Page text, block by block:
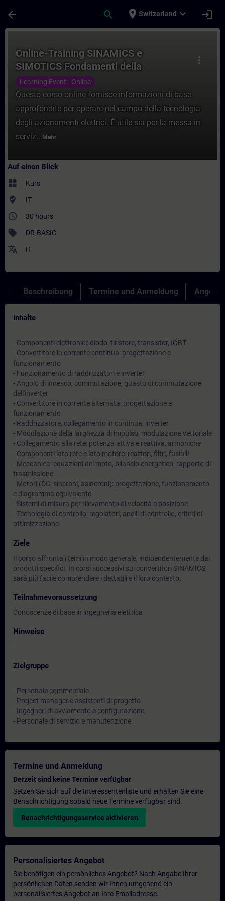
arrow_back search place Switzerland expand_more login
more_vert
Online-Training SINAMICS e
SIMOTICS Fondamenti della
Tecnologia di Azionamento
Learning Event - Online
Questo corso online fornisce informazioni di base
approfondite per operare nel campo della tecnologia
degli azionamenti elettrici. È utile sia per la messa in
serviz... Mehr
Auf einen Blick
widgets Kurs
where_to_vote IT
access_time 30 hours
sell DR-BASIC
translate IT
Beschreibung Termine und Anmeldung Angebot
Inhalte
- Componenti elettronici: diodo, tiristore, transistor, IGBT
- Convertitore in corrente continua: progettazione e
funzionamento
- Funzionamento di raddrizzatori e inverter
- Angolo di innesco, commutazione, guasto di commutazione
dell'inverter
- Convertitore in corrente alternata: progettazione e
funzionamento
- Raddrizzatore, collegamento in continua, inverter
- Modulazione della larghezza di impulso, modulazione vettoriale
- Collegamento alla rete: potenza attiva e reattiva, armoniche
- Componenti lato rete e lato motore: reattori, filtri, fusibili
- Meccanica: equazioni del moto, bilancio energetico, rapporto di
trasmissione
- Motori (DC, sincroni, asincroni): progettazione, funzionamento
e diagramma equivalente
- Sistemi di misura per rilevamento di velocità e posizione
- Tecnologia di controllo: regolatori, anelli di controllo, criteri di
ottimizzazione
Ziele
Il corso affronta i temi in modo generale, indipendentemente dai
prodotti specifici. In corsi successivi sui convertitori SINAMICS,
sarà più facile comprendere i dettagli e il loro contesto.
Teilnahmevoraussetzung
Conoscenze di base in ingegneria elettrica
Hinweise
-
Zielgruppe
- Personale commerciale
- Project manager e assistenti di progetto
- Ingegneri di avviamento e configurazione
- Personale di servizio e manutenzione
Termine und Anmeldung
Derzeit sind keine Termine verfügbar
Setzen Sie sich auf die Interessentenliste und erhalten Sie eine
Benachrichtigung sobald neue Termine verfügbar sind.
Benachrichtigungsservice aktivieren
Personalisiertes Angebot
Sie benötigen ein persönliches Angebot? Nach Angabe Ihrer
persönlichen Daten senden wir Ihnen umgehend ein
personalisiertes Angebot an Ihre Emailadresse.